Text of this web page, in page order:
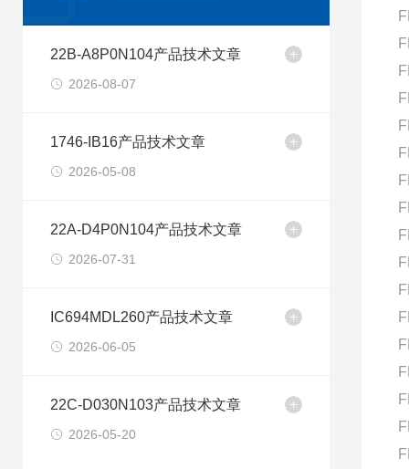
22B-A8P0N104产品技术文章
2026-08-07
1746-IB16产品技术文章
2026-05-08
22A-D4P0N104产品技术文章
2026-07-31
IC694MDL260产品技术文章
2026-06-05
22C-D030N103产品技术文章
2026-05-20